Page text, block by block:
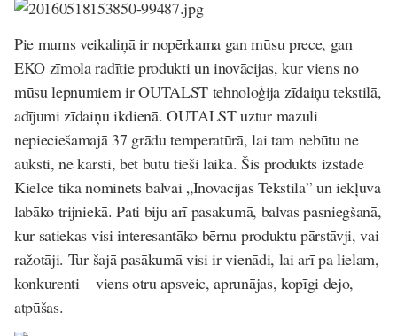
Pie mums veikaliņā ir nopērkama gan mūsu prece, gan
EKO zīmola radītie produkti un inovācijas, kur viens no
mūsu lepnumiem ir OUTALST tehnoloģija zīdaiņu tekstilā,
adījumi zīdaiņu ikdienā. OUTALST uztur mazuli
nepieciešamajā 37 grādu temperatūrā, lai tam nebūtu ne
auksti, ne karsti, bet būtu tieši laikā. Šis produkts izstādē
Kielce tika nominēts balvai „Inovācijas Tekstilā” un iekļuva
labāko trijniekā. Pati biju arī pasakumā, balvas pasniegšanā,
kur satiekas visi interesantāko bērnu produktu pārstāvji, vai
ražotāji. Tur šajā pasākumā visi ir vienādi, lai arī pa lielam,
konkurenti – viens otru apsveic, aprunājas, kopīgi dejo,
atpūšas.